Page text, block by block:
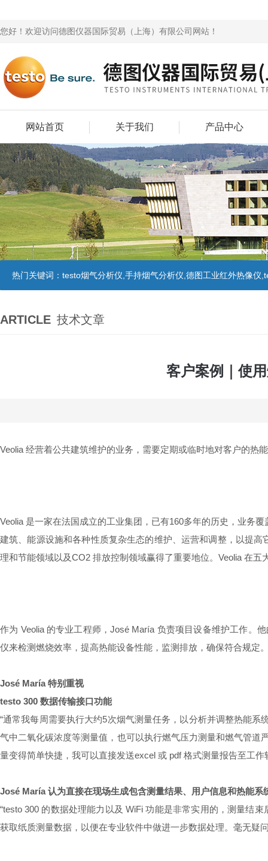
您好！欢迎访问德图仪器国际贸易（上海）有限公司网站！
网站首页 关于我们 产品中心
热门关键词： testo烟气分析仪,手持烟气分析仪,德图工业红外热像仪
ARTICLE 技术文章
客户案例｜使
Veolia 经营着公共建筑维护的业务，需要定期或临时地对客户的热
Veolia 是一家在法国成立的工业集团，已有160多年的历史，业务
建筑、能源设施和各种性质复杂生态的维护、运营和调整，以提高
理和节能领域以及CO2 排放控制领域赢得了重要地位。Veolia 在
作为 Veolia 的专业工程师，José María 负责项目设备维护工作。
仪来检测燃烧效率，提高热能设备性能，监测排放，确保符合规
José María 特别重视
testo 300 数据传输接口功能
“通常我每周需要执行大约5次烟气测量任务，以分析并调整热能
气中二氧化碳浓度等测量值，也可以执行燃气压力测量和燃气管
量变得简单快捷，我可以直接发送excel 或 pdf 格式测量报告至工
José María 认为直接在现场生成包含测量结果、用户信息和热能
“testo 300 的数据处理能力以及 WiFi 功能是非常实用的，测量结
获取纸质测量数据，以便在专业软件中做进一步数据处理。毫无疑